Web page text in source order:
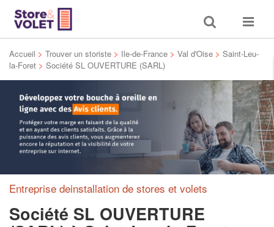
Toggle
search
Toggle
Accueil > Trouver un storiste > Ile-de-France > Val d'Oise > Saint-Leu-
la-Foret > Société SL OUVERTURE (SARL)
Entreprise deinstallation de stores et volets
Société SL OUVERTURE